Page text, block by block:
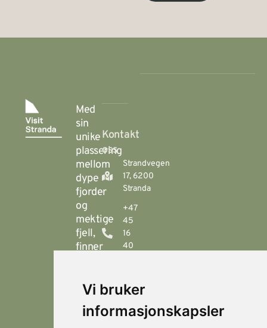
Vi bruker
informasjonskapsler
Med
sin
unike
plassering
mellom
dype
fjorder
og
mektige
fjell,
finner
- en
helårsdestinasjon
som
Kontakt
oss
Strandvegen
17, 6200
Stranda
+47
45
16
40
© 2026
Visit
Personvern
Levert av